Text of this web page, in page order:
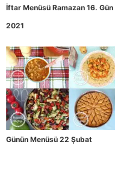
İftar Menüsü Ramazan 16. Gün
2021
Günün Menüsü 22 Şubat